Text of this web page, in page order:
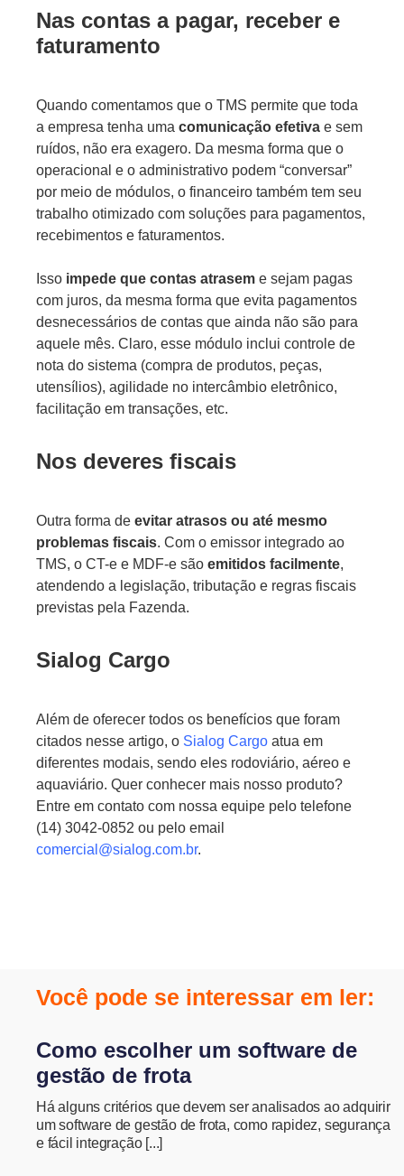
Nas contas a pagar, receber e
faturamento
Quando comentamos que o TMS permite que toda
a empresa tenha uma comunicação efetiva e sem
ruídos, não era exagero. Da mesma forma que o
operacional e o administrativo podem “conversar”
por meio de módulos, o financeiro também tem seu
trabalho otimizado com soluções para pagamentos,
recebimentos e faturamentos.
Isso impede que contas atrasem e sejam pagas
com juros, da mesma forma que evita pagamentos
desnecessários de contas que ainda não são para
aquele mês. Claro, esse módulo inclui controle de
nota do sistema (compra de produtos, peças,
utensílios), agilidade no intercâmbio eletrônico,
facilitação em transações, etc.
Nos deveres fiscais
Outra forma de evitar atrasos ou até mesmo
problemas fiscais. Com o emissor integrado ao
TMS, o CT-e e MDF-e são emitidos facilmente,
atendendo a legislação, tributação e regras fiscais
previstas pela Fazenda.
Sialog Cargo
Além de oferecer todos os benefícios que foram
citados nesse artigo, o Sialog Cargo atua em
diferentes modais, sendo eles rodoviário, aéreo e
aquaviário. Quer conhecer mais nosso produto?
Entre em contato com nossa equipe pelo telefone
(14) 3042-0852 ou pelo email
comercial@sialog.com.br.
Você pode se interessar em ler:
Como escolher um software de
gestão de frota
Há alguns critérios que devem ser analisados ao adquirir
um software de gestão de frota, como rapidez, segurança
e fácil integração [...]